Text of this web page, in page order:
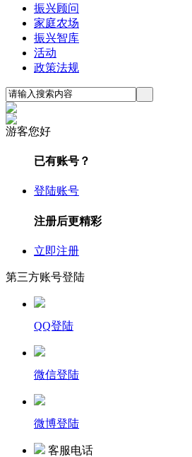
振兴顾问
家庭农场
振兴智库
活动
政策法规
游客您好
已有账号？
登陆账号
注册后更精彩
立即注册
第三方账号登陆
QQ登陆
微信登陆
微博登陆
客服电话